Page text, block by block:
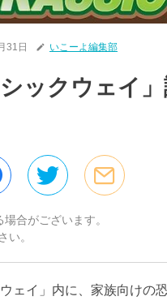
31日 いこーよ編集部
ックウェイ
合がございます。
い。
ェイ」内に、家族向けの